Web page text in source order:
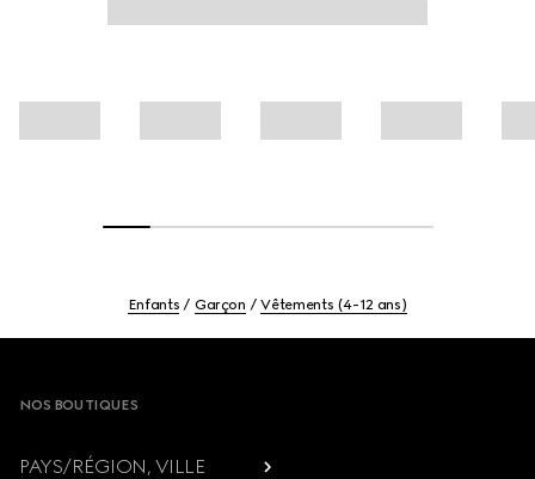
Enfants Garçon Vêtements (4-12 ans)
NOS BOUTIQUES
PAYS/RÉGION, VILLE